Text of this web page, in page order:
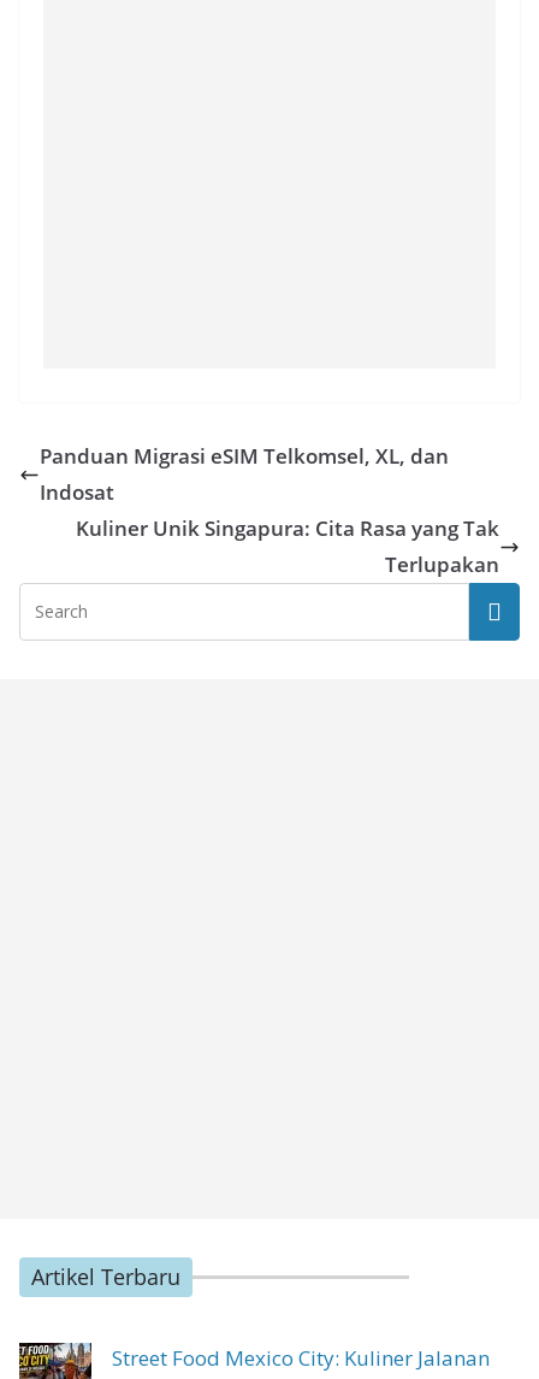
Panduan Migrasi eSIM Telkomsel, XL, dan
Indosat
Kuliner Unik Singapura: Cita Rasa yang Tak
Terlupakan
Artikel Terbaru
Street Food Mexico City: Kuliner Jalanan